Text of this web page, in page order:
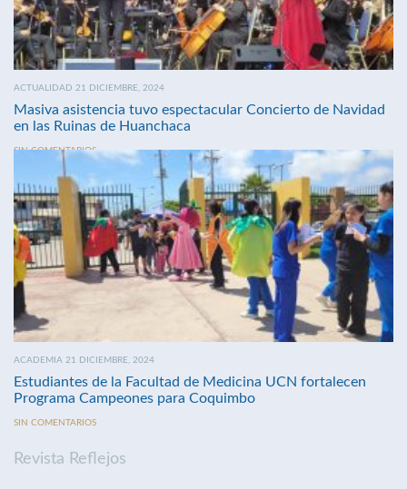
ACTUALIDAD 21 DICIEMBRE, 2024
Masiva asistencia tuvo espectacular Concierto de Navidad
en las Ruinas de Huanchaca
SIN COMENTARIOS
ACADEMIA 21 DICIEMBRE, 2024
Estudiantes de la Facultad de Medicina UCN fortalecen
Programa Campeones para Coquimbo
SIN COMENTARIOS
Revista Reflejos